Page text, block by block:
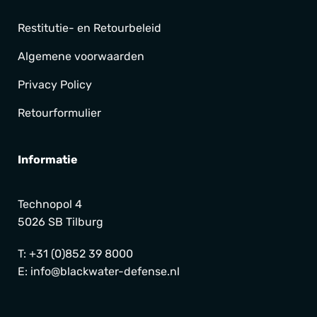
Restitutie- en Retourbeleid
Algemene voorwaarden
Privacy Policy
Retourformulier
Informatie
Technopol 4
5026 SB Tilburg
T: +31 (0)852 39 8000
E: info@blackwater-defense.nl